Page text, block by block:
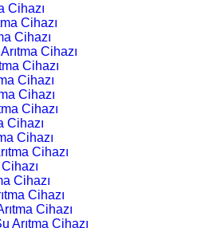
Cihazı
Cihazı
Cihazı
Cihazı
Cihazı
Cihazı
Cihazı
Cihazı
Cihazı
Cihazı
Cihazı
Cihazı
Cihazı
Cihazı
Arıtma Cihazı